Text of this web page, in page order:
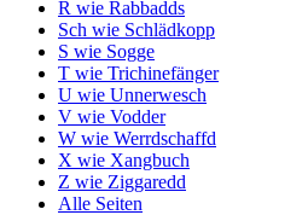
R wie Rabbadds
Sch wie Schlädkopp
S wie Sogge
T wie Trichinefänger
U wie Unnerwesch
V wie Vodder
W wie Werrdschaffd
X wie Xangbuch
Z wie Ziggaredd
Alle Seiten